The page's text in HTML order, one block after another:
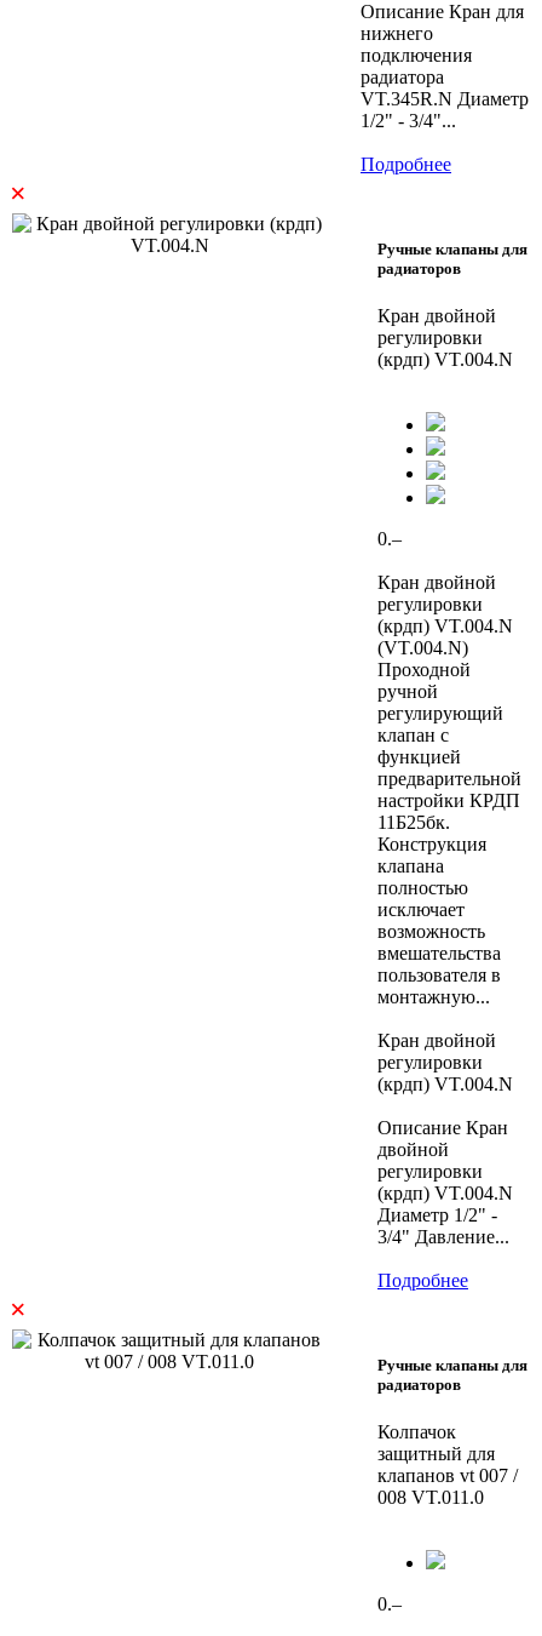
Описание Кран для
нижнего
подключения
радиатора
VT.345R.N Диаметр
1/2" - 3/4"...
Подробнее
×
Ручные клапаны для
радиаторов
Кран двойной
регулировки
(крдп) VT.004.N
0.–
Кран двойной
регулировки
(крдп) VT.004.N
(VT.004.N)
Проходной
ручной
регулирующий
клапан с
функцией
предварительной
настройки КРДП
11Б25бк.
Конструкция
клапана
полностью
исключает
возможность
вмешательства
пользователя в
монтажную...
Кран двойной
регулировки
(крдп) VT.004.N
Описание Кран
двойной
регулировки
(крдп) VT.004.N
Диаметр 1/2" -
3/4" Давление...
Подробнее
×
Ручные клапаны для
радиаторов
Колпачок
защитный для
клапанов vt 007 /
008 VT.011.0
0.–